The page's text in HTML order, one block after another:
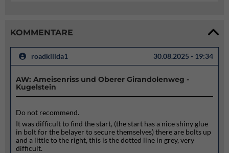
KOMMENTARE
roadkillda1 30.08.2025 - 19:34
AW: Ameisenriss und Oberer Girandolenweg -
Kugelstein
Do not recommend.
It was difficult to find the start, (the start has a nice shiny glue
in bolt for the belayer to secure themselves) there are bolts up
and a little to the right, this is the dotted line in grey, very
difficult.